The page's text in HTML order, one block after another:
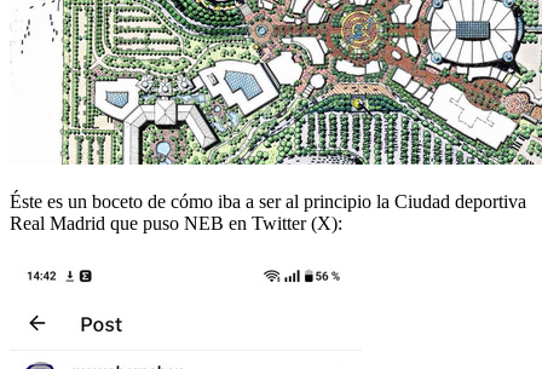
Éste es un boceto de cómo iba a ser al principio la Ciudad deportiva
Real Madrid que puso NEB en Twitter (X):